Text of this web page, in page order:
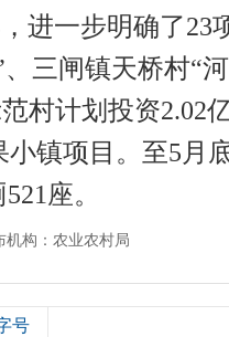
进一步明确了23
三闸镇天桥村“
村计划投资2.02
镇项目。至5月
座。
机构：农业农村局
号